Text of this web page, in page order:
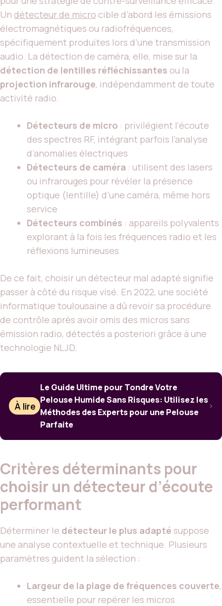
Un détecteur de micro cible d’abord les émissions
électromagnétiques ou radiofréquences,
spécifiquement produites lors d’une transmission
audio. La détection de caméra, elle, mise sur la
détection de lentilles réfléchissantes ou la
projection infrarouge, indépendamment de toute
activité radio.
Détecteurs de micro : privilégient l’écoute
des spectres RF, intégrant parfois l’analyse
d’anomalies électriques
Détecteurs de caméra : utilisent des lasers
ou infrarouges pour révéler la présence
optique (lentille) d’une caméra, même hors
service
Détecteurs combinés : appareils polyvalents
explorant à la fois les fréquences radio et les
réflexions lumineuses
De ce fait, choisir un détecteur mal adapté signifie
passer à côté du risque visé. En 2022, une société
informatique toulousaine a dû revoir sa procédure
de contrôle après avoir omis des micros sans
émission radio, détectés a posteriori grâce à une
technologie NLJD.
À lire
Le Guide Ultime pour Tondre Votre
Pelouse Humide Sans Risques: Utilisez les
Méthodes des Experts pour une Pelouse
Parfaite
Critères déterminants pour
choisir un détecteur d’écoute
performant
Déterminer le détecteur le plus adapté suppose
une analyse contextuelle et technique. Plusieurs
paramètres guident la sélection :
Largeur de la plage de fréquences couverte,
essentielle pour repérer les micros